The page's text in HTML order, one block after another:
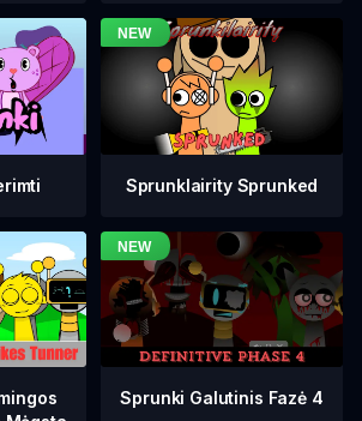
Sprunklairity Sprunked
Sprunki Galutinis Fazė 4